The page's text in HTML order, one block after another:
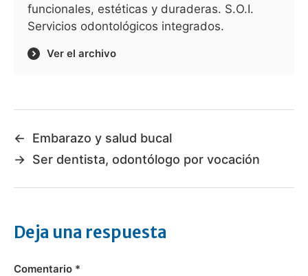
funcionales, estéticas y duraderas. S.O.I.
Servicios odontológicos integrados.
Ver el archivo
←
Embarazo y salud bucal
→ Ser dentista, odontólogo por vocación
Deja una respuesta
Comentario *